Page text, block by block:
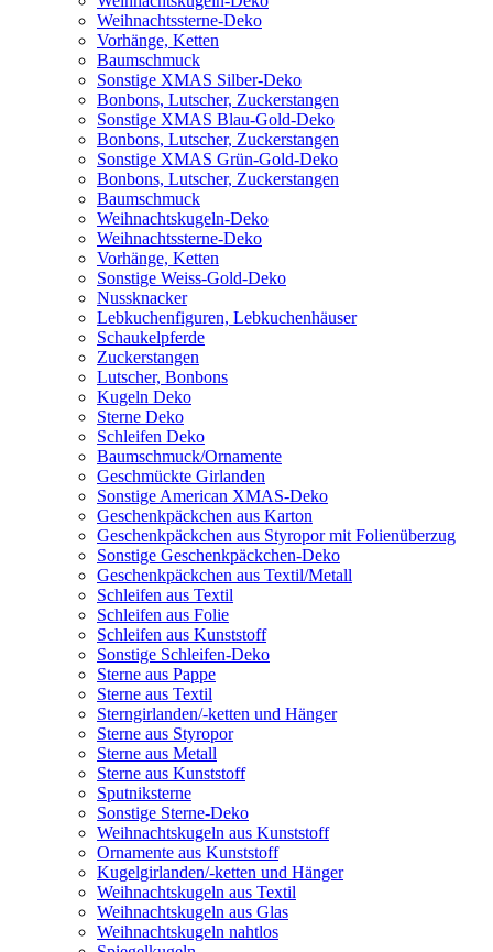
Weihnachtssterne-Deko
Vorhänge, Ketten
Baumschmuck
Sonstige XMAS Silber-Deko
Bonbons, Lutscher, Zuckerstangen
Sonstige XMAS Blau-Gold-Deko
Bonbons, Lutscher, Zuckerstangen
Sonstige XMAS Grün-Gold-Deko
Bonbons, Lutscher, Zuckerstangen
Baumschmuck
Weihnachtskugeln-Deko
Weihnachtssterne-Deko
Vorhänge, Ketten
Sonstige Weiss-Gold-Deko
Nussknacker
Lebkuchenfiguren, Lebkuchenhäuser
Schaukelpferde
Zuckerstangen
Lutscher, Bonbons
Kugeln Deko
Sterne Deko
Schleifen Deko
Baumschmuck/Ornamente
Geschmückte Girlanden
Sonstige American XMAS-Deko
Geschenkpäckchen aus Karton
Geschenkpäckchen aus Styropor mit Folienüberzug
Sonstige Geschenkpäckchen-Deko
Geschenkpäckchen aus Textil/Metall
Schleifen aus Textil
Schleifen aus Folie
Schleifen aus Kunststoff
Sonstige Schleifen-Deko
Sterne aus Pappe
Sterne aus Textil
Sterngirlanden/-ketten und Hänger
Sterne aus Styropor
Sterne aus Metall
Sterne aus Kunststoff
Sputniksterne
Sonstige Sterne-Deko
Weihnachtskugeln aus Kunststoff
Ornamente aus Kunststoff
Kugelgirlanden/-ketten und Hänger
Weihnachtskugeln aus Textil
Weihnachtskugeln aus Glas
Weihnachtskugeln nahtlos